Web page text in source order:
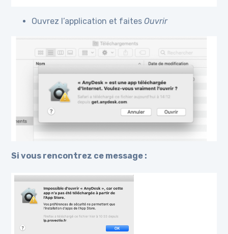
Ouvrez l’application et faitesOuvrir
Si vous rencontrez ce message :